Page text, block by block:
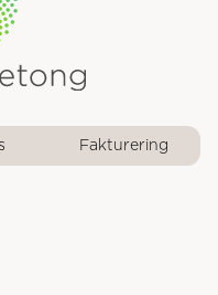
Fakturering